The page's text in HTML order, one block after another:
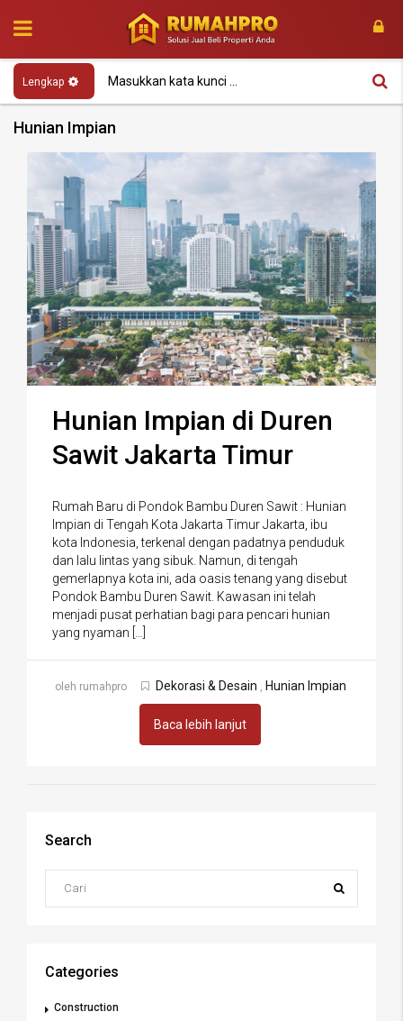
Lengkap
Hunian Impian
Hunian Impian di Duren
Sawit Jakarta Timur
Rumah Baru di Pondok Bambu Duren Sawit : Hunian
Impian di Tengah Kota Jakarta Timur Jakarta, ibu
kota Indonesia, terkenal dengan padatnya penduduk
dan lalu lintas yang sibuk. Namun, di tengah
gemerlapnya kota ini, ada oasis tenang yang disebut
Pondok Bambu Duren Sawit. Kawasan ini telah
menjadi pusat perhatian bagi para pencari hunian
yang nyaman […]
oleh rumahpro Dekorasi & Desain Hunian Impian
Baca lebih lanjut
Search
Categories
Construction